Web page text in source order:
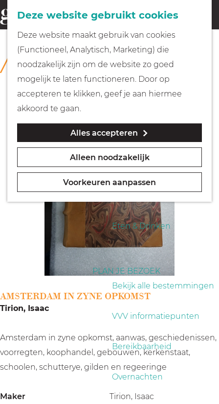
Deze website gebruikt cookies
Deze website maakt gebruik van cookies
(Functioneel, Analytisch, Marketing) die
noodzakelijk zijn om de website zo goed
mogelijk te laten functioneren. Door op
accepteren te klikken, geef je aan hiermee
akkoord te gaan.
Alles accepteren
Alleen noodzakelijk
Voorkeuren aanpassen
G
a
Fietsen
Wandelen
Geocachen
Naar het museum
Eten & Drinken
PLAN JE BEZOEK
Bekijk alle bestemmingen
VVV informatiepunten
Bereikbaarheid
Overnachten
o
e
k
e
n
COLLECTIE
Rijksmuseum Muiderslot
AMSTERDAM IN ZYNE OPKOMST
Tirion, Isaac
Amsterdam in zyne opkomst, aanwas, geschiedenissen,
voorregten, koophandel, gebouwen, kerkenstaat,
schoolen, schutterye, gilden en regeeringe
Maker
Tirion, Isaac